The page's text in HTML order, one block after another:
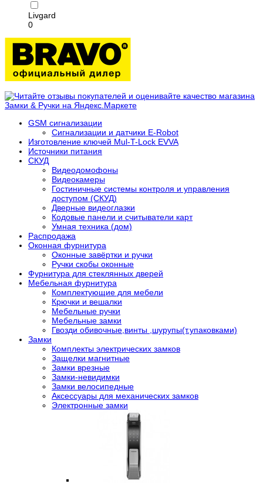
Livgard
0
GSM сигнализации
Сигнализации и датчики E-Robot
Изготовление ключей Mul-T-Lock EVVA
Источники питания
СКУД
Видеодомофоны
Видеокамеры
Гостиничные системы контроля и управления
доступом (СКУД)
Дверные видеоглазки
Кодовые панели и считыватели карт
Умная техника (дом)
Распродажа
Оконная фурнитура
Оконные завёртки и ручки
Ручки скобы оконные
Фурнитура для стеклянных дверей
Мебельная фурнитура
Комплектующие для мебели
Крючки и вешалки
Мебельные ручки
Мебельные замки
Гвозди обивочные,винты ,шурупы(т.упаковками)
Замки
Комплекты электрических замков
Защелки магнитные
Замки врезные
Замки-невидимки
Замки велосипедные
Аксессуары для механических замков
Электронные замки